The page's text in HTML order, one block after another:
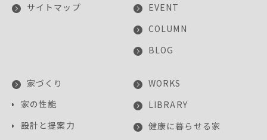
サイトマップ
EVENT
COLUMN
BLOG
家づくり
家の性能
設計と提案力
WORKS
LIBRARY
健康に暮らせる家